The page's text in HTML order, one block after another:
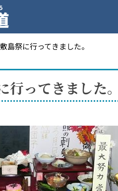
敷島祭に行ってきました。
行ってきました。